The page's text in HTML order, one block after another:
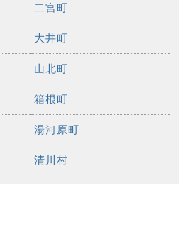
二宮町
大井町
山北町
箱根町
湯河原町
清川村